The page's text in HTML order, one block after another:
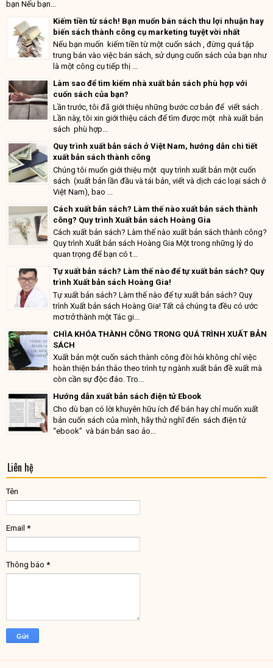
bạn Nếu bạn...
Kiếm tiền từ sách! Bạn muốn bán sách thu lợi nhuận hay
biến sách thành công cụ marketing tuyệt vời nhất
Nếu bạn muốn kiếm tiền từ một cuốn sách , đừng quá tập
trung bán vào việc bán sách, sử dụng cuốn sách của bạn như
là một công cụ tiếp thị ...
Làm sao để tìm kiếm nhà xuất bản sách phù hợp với
cuốn sách của bạn?
Lần trước, tôi đã giới thiệu những bước cơ bản để viết sách .
Lần này, tôi xin giới thiệu cách để tìm được một nhà xuất bản
sách phù hợp...
Quy trình xuất bản sách ở Việt Nam, hướng dẫn chi tiết
xuất bản sách thành công
Chúng tôi muốn giới thiệu một quy trình xuất bản một cuốn
sách (xuất bản lần đầu và tái bản, viết và dịch các loại sách ở
Việt Nam), bao ...
Cách xuất bản sách? Làm thế nào xuất bản sách thành
công? Quy trình Xuất bản sách Hoàng Gia
Cách xuất bản sách? Làm thế nào xuất bản sách thành công?
Quy trình Xuất bản sách Hoàng Gia Một trong những lý do
quan trọng để bạn có t...
Tự xuất bản sách? Làm thế nào để tự xuất bản sách? Quy
trình Xuất bản sách Hoàng Gia!
Tự xuất bản sách? Làm thế nào để tự xuất bản sách? Quy
trình Xuất bản sách Hoàng Gia! Tất cả chúng ta đều có ước
mơ trở thành một Tác gi...
CHÌA KHÓA THÀNH CÔNG TRONG QUÁ TRÌNH XUẤT BẢN
SÁCH
Xuất bản một cuốn sách thành công đòi hỏi không chỉ việc
hoàn thiện bản thảo theo trình tự ngành xuất bản đề xuất mà
còn cần sự độc đáo. Tro...
Hướng dẫn xuất bản sách điện tử Ebook
Cho dù bạn có lời khuyên hữu ích để bán hay chỉ muốn xuất
bản cuốn sách của mình, hãy thử nghĩ đến sách điện tử
“ebook” và bán bản sao ảo...
Liên hệ
Tên
Email *
Thông báo *